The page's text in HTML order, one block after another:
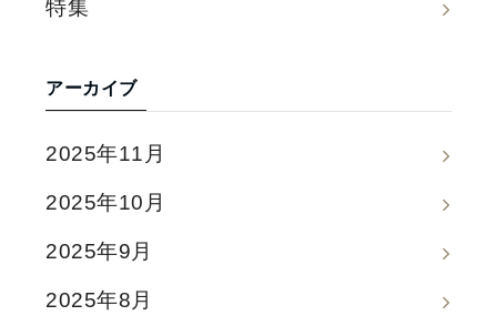
特集
アーカイブ
2025年11月
2025年10月
2025年9月
2025年8月